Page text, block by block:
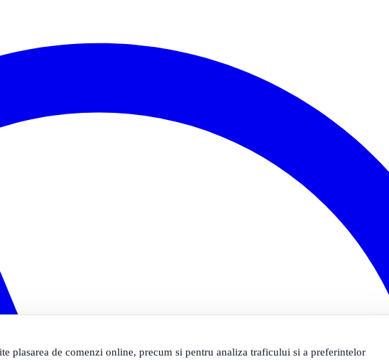
plasarea de comenzi online, precum si pentru analiza traficului si a preferintelor